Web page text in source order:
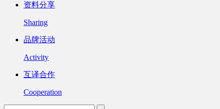
资料分享
Sharing
品牌活动
Activity
互译合作
Cooperation